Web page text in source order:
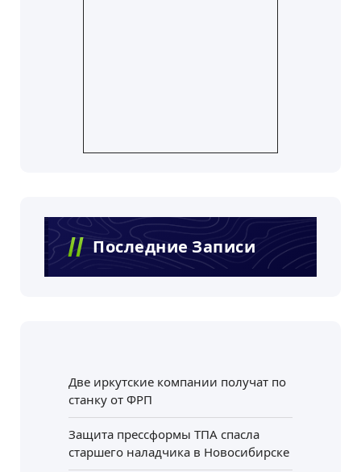
Последние Записи
Две иркутские компании получат по
станку от ФРП
Защита прессформы ТПА спасла
старшего наладчика в Новосибирске